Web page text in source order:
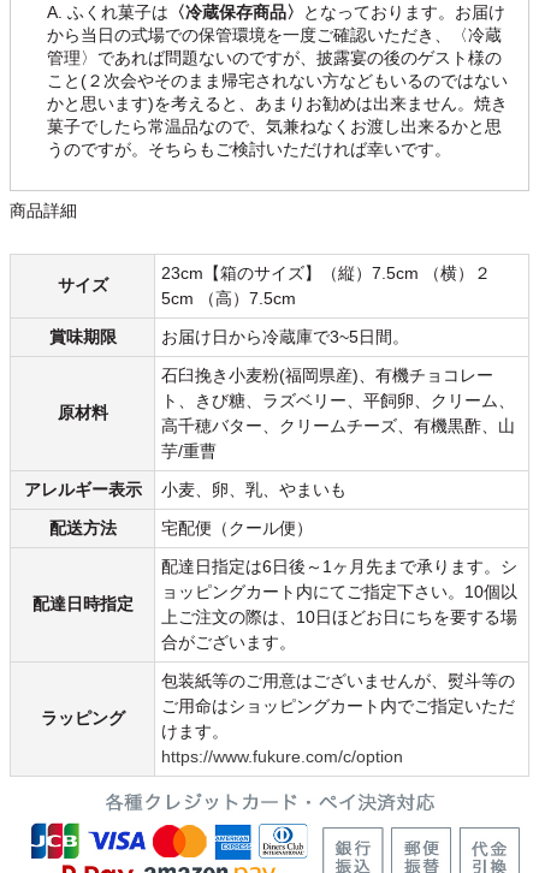
A. ふくれ菓子は 〈冷蔵保存商品〉
となっております。お届け
から当日の式場での保管環境を一度ご確認いただき、〈冷蔵
管理〉であれば問題ないのですが、披露宴の後のゲスト様の
こと(２次会やそのまま帰宅されない方などもいるのではない
かと思います)を考えると、あまりお勧めは出来ません。焼き
菓子でしたら常温品なので、気兼ねなくお渡し出来るかと思
うのですが。そちらもご検討いただければ幸いです。
商品詳細
サイズ
23cm【箱のサイズ】（縦）7.5cm （横）２
5cm （高）7.5cm
賞味期限
お届け日から冷蔵庫で3~5日間。
原材料
石臼挽き小麦粉(福岡県産)、有機チョコレー
ト、きび糖、ラズベリー、平飼卵、クリーム、
高千穂バター、クリームチーズ、有機黒酢、山
芋/重曹
アレルギー表示
小麦、卵、乳、やまいも
配送方法
宅配便（クール便）
配達日時指定
配達日指定は6日後～1ヶ月先まで承ります。シ
ョッピングカート内にてご指定下さい。10個以
上ご注文の際は、10日ほどお日にちを要する場
合がございます。
ラッピング
包装紙等のご用意はございませんが、熨斗等の
ご用命はショッピングカート内でご指定いただ
けます。
https://www.fukure.com/c/option